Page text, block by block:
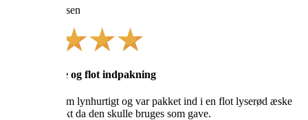
Lone Hermansen
Super service og flot indpakning
Min plakat kom lynhurtigt og var pakket ind i en flot lyserød æske
som var perfekt da den skulle bruges som gave.